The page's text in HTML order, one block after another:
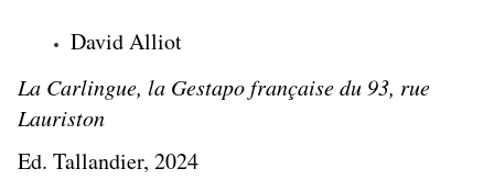
David Alliot
La Carlingue, la Gestapo française du 93, rue
Lauriston
Ed. Tallandier, 2024